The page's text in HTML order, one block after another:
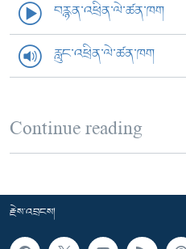
བརྙན་འཕྲིན་ལེ་ཚན་ཁག
རླུང་འཕྲིན་ལེ་ཚན་ཁག
Continue reading
རྗེས་འབྲངས།